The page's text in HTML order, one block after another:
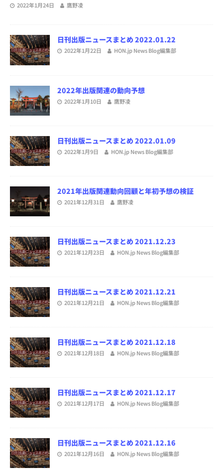
2022年1月24日 鷹野凌
日刊出版ニュースまとめ 2022.01.22
2022年1月22日 HON.jp News Blog編集部
2022年出版関連の動向予想
2022年1月10日 鷹野凌
日刊出版ニュースまとめ 2022.01.09
2022年1月9日 HON.jp News Blog編集部
2021年出版関連動向回顧と年初予想の検証
2021年12月31日 鷹野凌
日刊出版ニュースまとめ 2021.12.23
2021年12月23日 HON.jp News Blog編集部
日刊出版ニュースまとめ 2021.12.21
2021年12月21日 HON.jp News Blog編集部
日刊出版ニュースまとめ 2021.12.18
2021年12月18日 HON.jp News Blog編集部
日刊出版ニュースまとめ 2021.12.17
2021年12月17日 HON.jp News Blog編集部
日刊出版ニュースまとめ 2021.12.16
2021年12月16日 HON.jp News Blog編集部